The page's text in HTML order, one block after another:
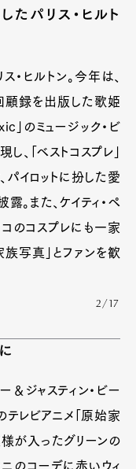
たパリス・ヒルト
ヒルトン。今年は、
録を出版した歌姫
」のミュージック・ビ
「ベストコスプレ」
パイロットに扮した愛
。また、ケイティ・ペ
のコスプレにも一家
族写真」とファンを歓
2/17
＆ジャスティン・ビー
レビアニメ「原始家
様が入ったグリーンの
ニのコーデに赤いウィ